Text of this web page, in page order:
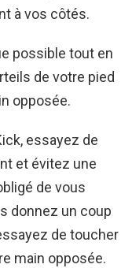
à vos côtés.
possible tout en
de votre pied
opposée.
essayez de
et évitez une
de vous
donnez un coup
de toucher
main opposée.